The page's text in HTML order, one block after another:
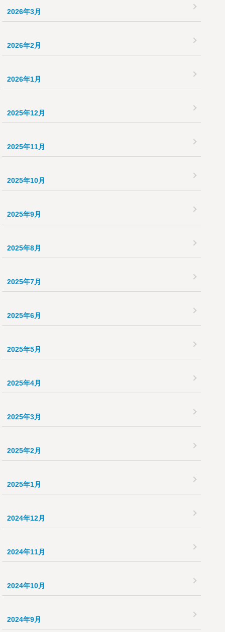
2026年3月
2026年2月
2026年1月
2025年12月
2025年11月
2025年10月
2025年9月
2025年8月
2025年7月
2025年6月
2025年5月
2025年4月
2025年3月
2025年2月
2025年1月
2024年12月
2024年11月
2024年10月
2024年9月